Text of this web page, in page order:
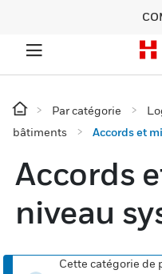
Par catégorie
bâtiments
Accords et
Accords
niveau
Cette catégorie de